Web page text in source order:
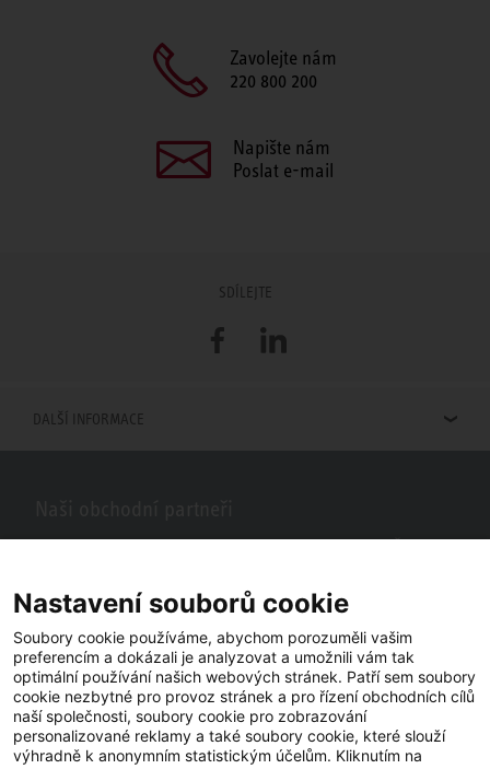
Zavolejte nám
220 800 200
Napište nám
Poslat e-mail
SDÍLEJTE
FacebookLinkedIn
DALŠÍ INFORMACE
se vám naši partneři ve vašem okolí.
Nastavení souborů cookie
Soubory cookie používáme, abychom porozuměli vašim
preferencím a dokázali je analyzovat a umožnili vám tak
optimální používání našich webových stránek. Patří sem soubory
cookie nezbytné pro provoz stránek a pro řízení obchodních cílů
naší společnosti, soubory cookie pro zobrazování
personalizované reklamy a také soubory cookie, které slouží
výhradně k anonymním statistickým účelům. Kliknutím na